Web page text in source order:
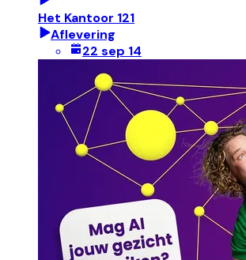
Het Kantoor 121
Aflevering
22 sep 14